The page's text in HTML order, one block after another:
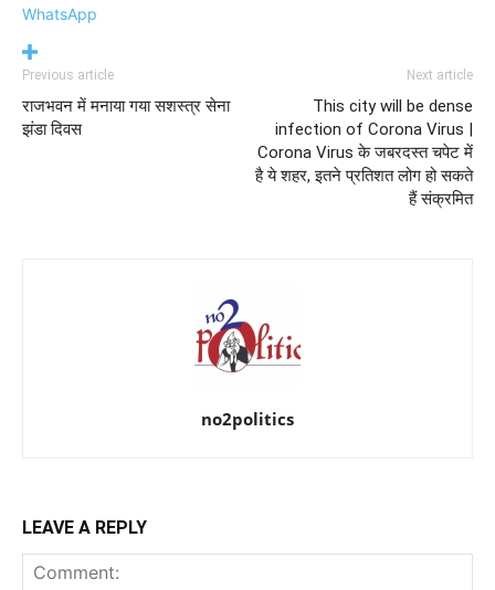
WhatsApp
Previous article
राजभवन में मनाया गया सशस्त्र सेना
झंडा दिवस
Next article
This city will be dense
infection of Corona Virus |
Corona Virus के जबरदस्त चपेट में
है ये शहर, इतने प्रतिशत लोग हो सकते
हैं संक्रमित
no2politics
LEAVE A REPLY